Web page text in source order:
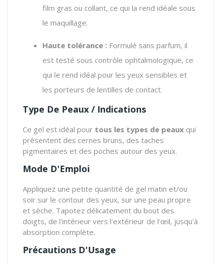
film gras ou collant, ce qui la rend idéale sous
le maquillage.
Haute tolérance : Formulé sans parfum, il
est testé sous contrôle ophtalmologique, ce
qui le rend idéal pour les yeux sensibles et
les porteurs de lentilles de contact.
Type De Peaux / Indications
Ce gel est idéal pour tous les types de peaux qui
présentent des cernes bruns, des taches
pigmentaires et des poches autour des yeux.
Mode D'Emploi
Appliquez une petite quantité de gel matin et/ou
soir sur le contour des yeux, sur une peau propre
et sèche. Tapotez délicatement du bout des
doigts, de l'intérieur vers l'extérieur de l'œil, jusqu'à
absorption complète.
Précautions D'Usage